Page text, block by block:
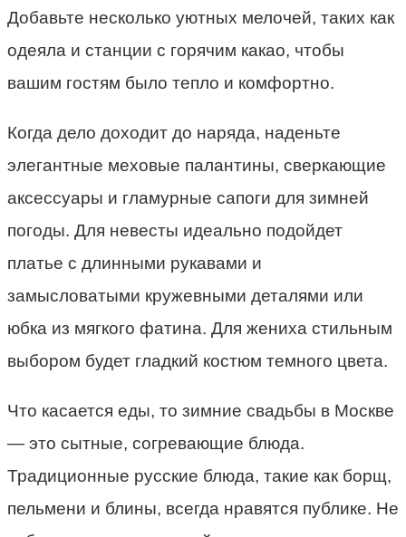
Добавьте несколько уютных мелочей, таких как
одеяла и станции с горячим какао, чтобы
вашим гостям было тепло и комфортно.
Когда дело доходит до наряда, наденьте
элегантные меховые палантины, сверкающие
аксессуары и гламурные сапоги для зимней
погоды. Для невесты идеально подойдет
платье с длинными рукавами и
замысловатыми кружевными деталями или
юбка из мягкого фатина. Для жениха стильным
выбором будет гладкий костюм темного цвета.
Что касается еды, то зимние свадьбы в Москве
— это сытные, согревающие блюда.
Традиционные русские блюда, такие как борщ,
пельмени и блины, всегда нравятся публике. Не